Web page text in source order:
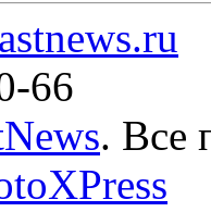
66
. Все